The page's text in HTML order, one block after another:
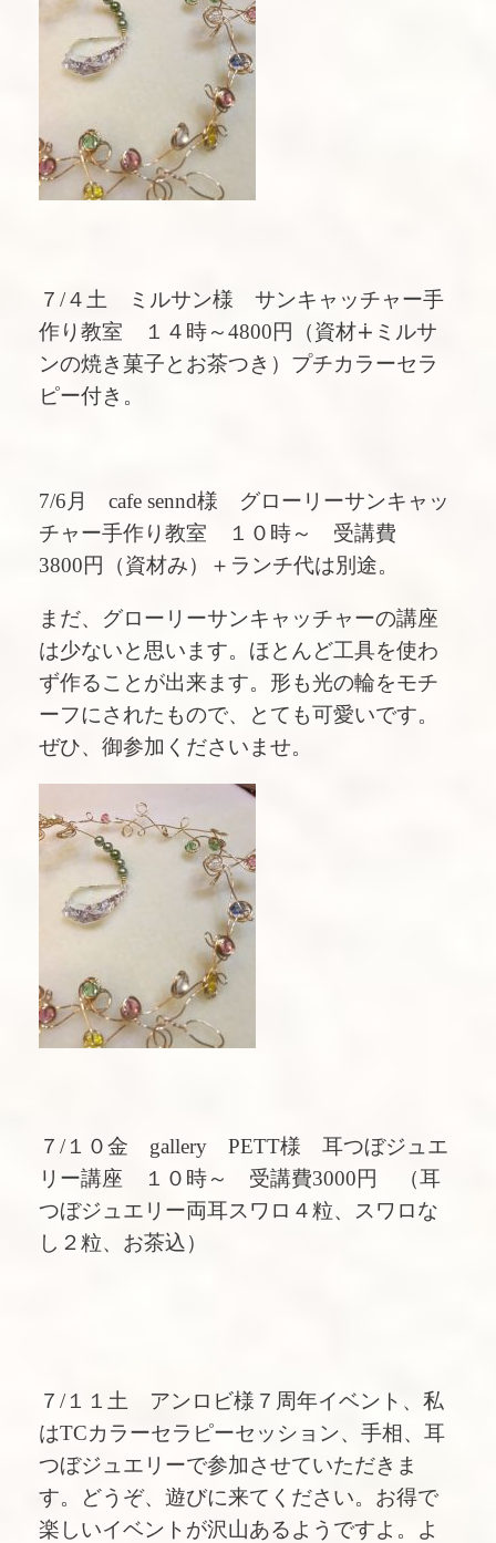
７/４土 ミルサン様 サンキャッチャー手
作り教室 １４時～4800円（資材∔ミルサ
ンの焼き菓子とお茶つき）プチカラーセラ
ピー付き。
7/6月 cafe sennd様 グローリーサンキャッ
チャー手作り教室 １０時～ 受講費
3800円（資材み）＋ランチ代は別途。
まだ、グローリーサンキャッチャーの講座
は少ないと思います。ほとんど工具を使わ
ず作ることが出来ます。形も光の輪をモチ
ーフにされたもので、とても可愛いです。
ぜひ、御参加くださいませ。
７/１０金 gallery PETT様 耳つぼジュエ
リー講座 １０時～ 受講費3000円 （耳
つぼジュエリー両耳スワロ４粒、スワロな
し２粒、お茶込）
７/１１土 アンロビ様７周年イベント、私
はTCカラーセラピーセッション、手相、耳
つぼジュエリーで参加させていただきま
す。どうぞ、遊びに来てください。お得で
楽しいイベントが沢山あるようですよ。よ